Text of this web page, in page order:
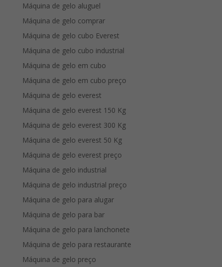
Máquina de gelo aluguel
Máquina de gelo comprar
Máquina de gelo cubo Everest
Máquina de gelo cubo industrial
Máquina de gelo em cubo
Máquina de gelo em cubo preço
Máquina de gelo everest
Máquina de gelo everest 150 Kg
Máquina de gelo everest 300 Kg
Máquina de gelo everest 50 Kg
Máquina de gelo everest preço
Máquina de gelo industrial
Máquina de gelo industrial preço
Máquina de gelo para alugar
Máquina de gelo para bar
Máquina de gelo para lanchonete
Máquina de gelo para restaurante
Máquina de gelo preço